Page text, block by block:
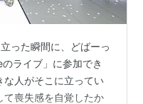
った瞬間に、どばーっ
ライブ」に参加でき
な人がそこに立ってい
て喪失感を自覚したか